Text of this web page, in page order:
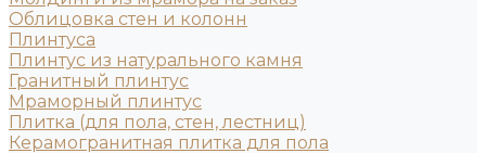
Облицовка стен и колонн
Плинтуса
Плинтус из натурального камня
Гранитный плинтус
Мраморный плинтус
Плитка (для пола, стен, лестниц)
Керамогранитная плитка для пола